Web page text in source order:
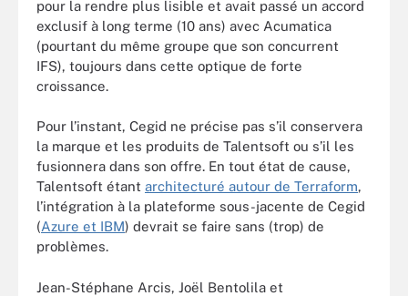
pour la rendre plus lisible et avait passé un accord
exclusif à long terme (10 ans) avec Acumatica
(pourtant du même groupe que son concurrent
IFS), toujours dans cette optique de forte
croissance.
Pour l’instant, Cegid ne précise pas s’il conservera
la marque et les produits de Talentsoft ou s’il les
fusionnera dans son offre. En tout état de cause,
Talentsoft étant architecturé autour de Terraform,
l’intégration à la plateforme sous-jacente de Cegid
(Azure et IBM) devrait se faire sans (trop) de
problèmes.
Jean-Stéphane Arcis, Joël Bentolila et